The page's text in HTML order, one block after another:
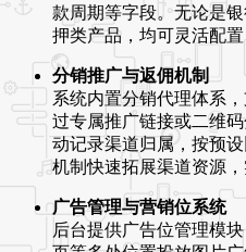
款周期等字段。无论是
押类产品，均可灵活配置
分销推广与返佣机制
系统内置分销代理体系
过专属推广链接或二维
动记录渠道归属，按预
机制快速拓展渠道资源
广告管理与营销位系统
后台提供广告位管理模